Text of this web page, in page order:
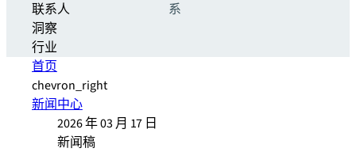
联系人
洞察
行业
系
首页
chevron_right
新闻中心
2026 年 03 月 17 日
新闻稿